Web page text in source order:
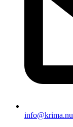
info@krima.nu